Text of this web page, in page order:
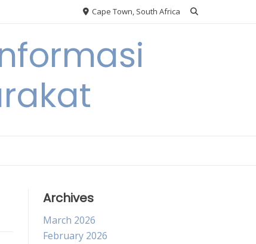
Cape Town, South Africa
Archives
March 2026
February 2026